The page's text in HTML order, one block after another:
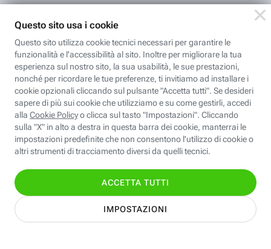
creare playlist vocali e accedere ai corsi
della Fastweb Digital Academy a te
dedicati.
Leggi l'informativa
Nome
Indirizzo email